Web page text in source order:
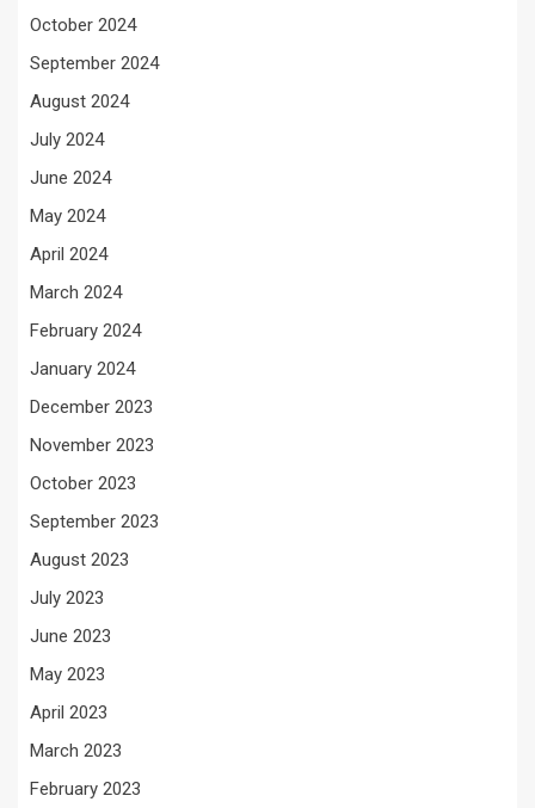
October 2024
September 2024
August 2024
July 2024
June 2024
May 2024
April 2024
March 2024
February 2024
January 2024
December 2023
November 2023
October 2023
September 2023
August 2023
July 2023
June 2023
May 2023
April 2023
March 2023
February 2023